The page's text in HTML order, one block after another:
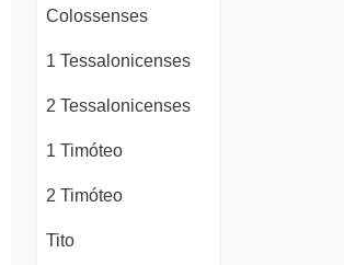
Colossenses
1 Tessalonicenses
2 Tessalonicenses
1 Timóteo
2 Timóteo
Tito